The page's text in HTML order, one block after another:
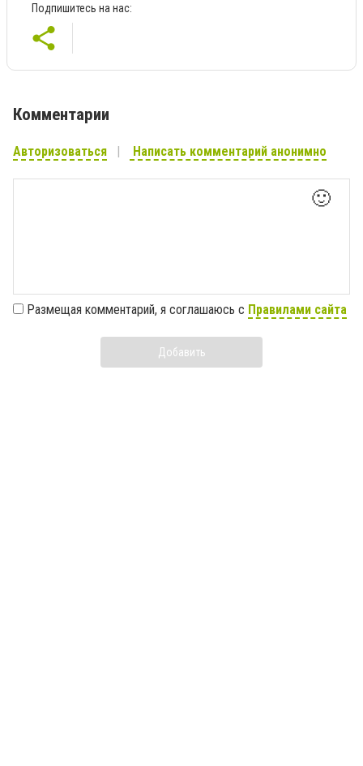
Подпишитесь на нас:
Комментарии
Авторизоваться Написать комментарий анонимно
🙂
Размещая комментарий, я соглашаюсь с Правилами сайта
Добавить